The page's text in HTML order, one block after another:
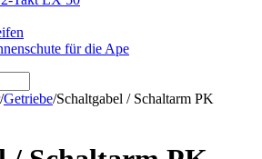
für die Ape
/Getriebe/Schaltgabel / Schaltarm PK